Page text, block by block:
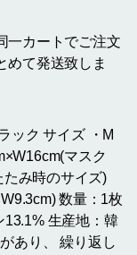
一カートでご注文
めて発送致しま
ック サイズ ・M
マスク
たみ時のサイズ)
数量：1枚
生産地：韓
あり、 繰り返し